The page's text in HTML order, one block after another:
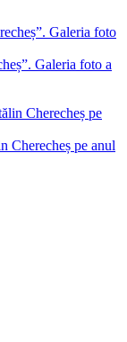
Galeria foto a
Cherecheș pe anul